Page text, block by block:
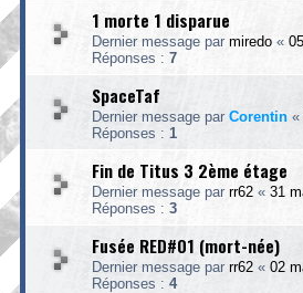
1 morte 1 disparue
Dernier message par miredo «
Réponses : 7
SpaceTaf
Dernier message par Corentin «
Réponses : 1
Fin de Titus 3 2ème étage
Dernier message par rr62 « 31
Réponses : 3
Fusée RED#01 (mort-née)
Dernier message par rr62 « 02
Réponses : 4